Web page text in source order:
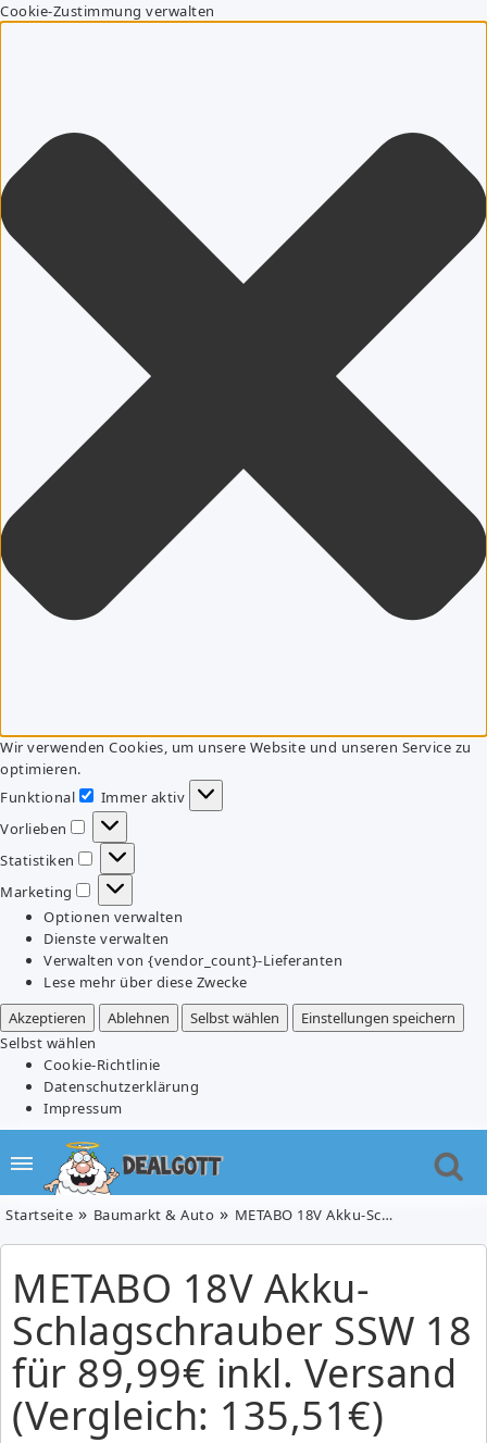
Cookie-Zustimmung verwalten
Wir verwenden Cookies, um unsere Website und unseren Service zu
optimieren.
Funktional
Funktional
Immer aktiv
Vorlieben
Vorlieben
Statistiken
Statistiken
Marketing
Marketing
Optionen verwalten
Dienste verwalten
Verwalten von {vendor_count}-Lieferanten
Lese mehr über diese Zwecke
Akzeptieren
Ablehnen Selbst wählen
Einstellungen speichern
Selbst wählen
Cookie-Richtlinie
Datenschutzerklärung
Impressum
Startseite Baumarkt & Auto METABO 18V Akku-Schlagschrauber SSW 18 für 89,99€ inkl. Versand (Vergleich: 135,51€)
METABO 18V Akku-
Schlagschrauber SSW 18
für 89,99€ inkl. Versand
(Vergleich: 135,51€)